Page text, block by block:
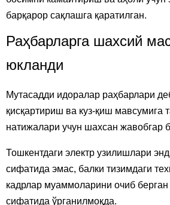
барқарор сақлашга қаратилган.
Раҳбарларга шахсий
юкланди
Мутасадди идоралар раҳбарлари
қисқартириш ва куз-қиш мавсумига
натижалари учун шахсан жавобгар
Тошкентдаги электр узилишлари
сифатида эмас, балки тизимдаги
кадрлар муаммоларини очиб
сифатида ўрганилмоқда.